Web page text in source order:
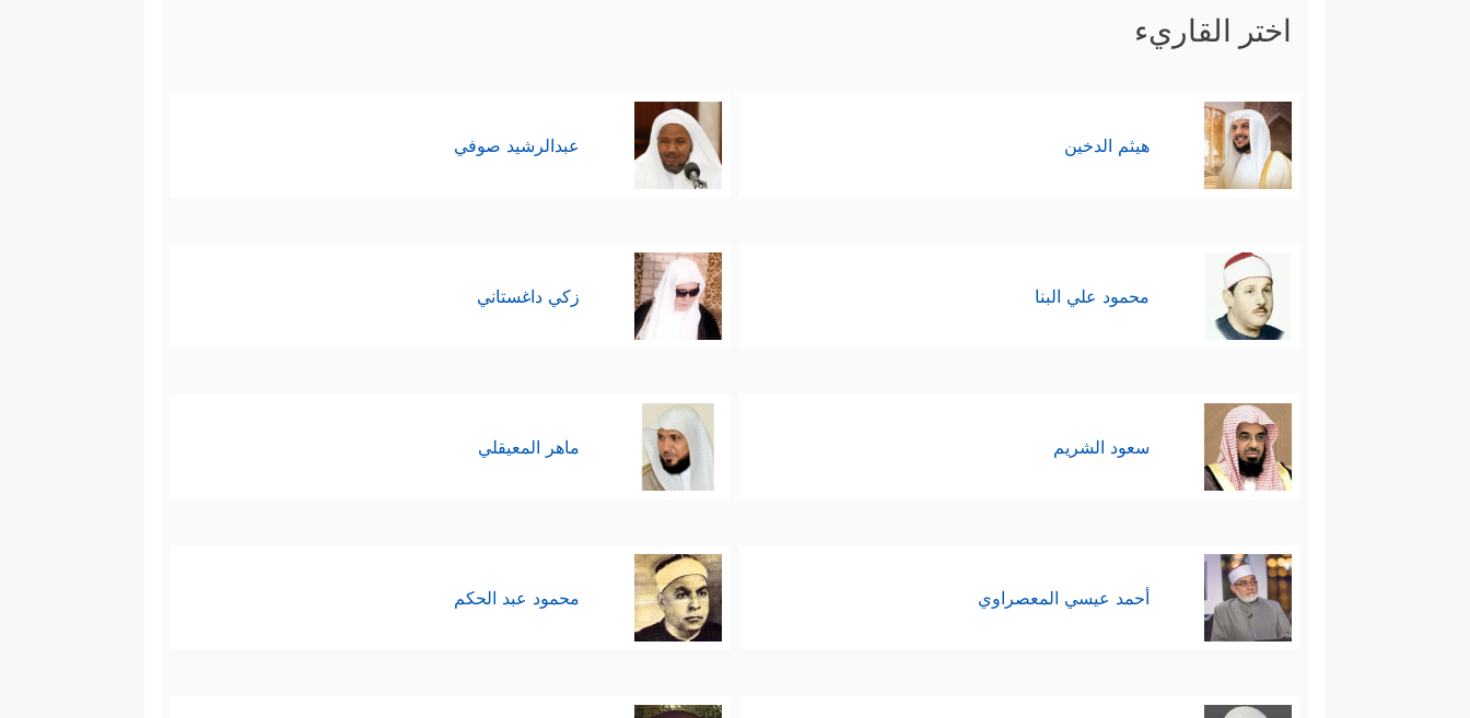
اختر القاريء
هيثم الدخين عبدالرشيد صوفي
محمود علي البنا زكي داغستاني
سعود الشريم ماهر المعيقلي
أحمد عيسي المعصراوي محمود عبد الحكم